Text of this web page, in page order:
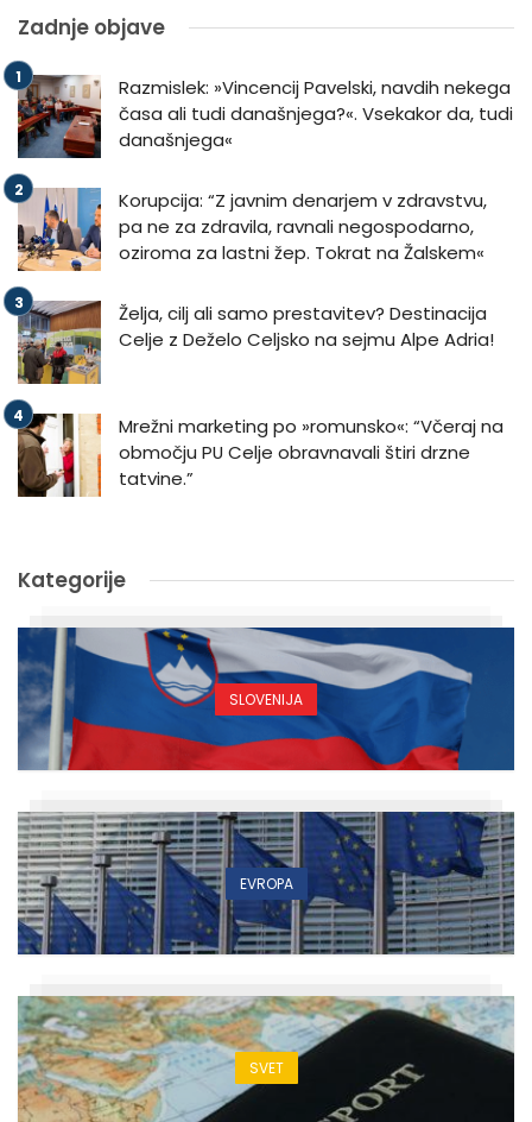
Zadnje objave
Razmislek: »Vincencij Pavelski, navdih nekega
časa ali tudi današnjega?«. Vsekakor da, tudi
današnjega«
Korupcija: “Z javnim denarjem v zdravstvu,
pa ne za zdravila, ravnali negospodarno,
oziroma za lastni žep. Tokrat na Žalskem«
Želja, cilj ali samo prestavitev? Destinacija
Celje z Deželo Celjsko na sejmu Alpe Adria!
Mrežni marketing po »romunsko«: “Včeraj na
območju PU Celje obravnavali štiri drzne
tatvine.”
Kategorije
SLOVENIJA
EVROPA
SVET